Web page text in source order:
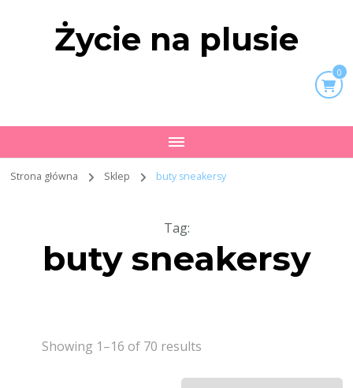
Życie na plusie
0
Strona główna Sklep buty sneakersy
Tag:
buty sneakersy
Showing 1–16 of 70 results